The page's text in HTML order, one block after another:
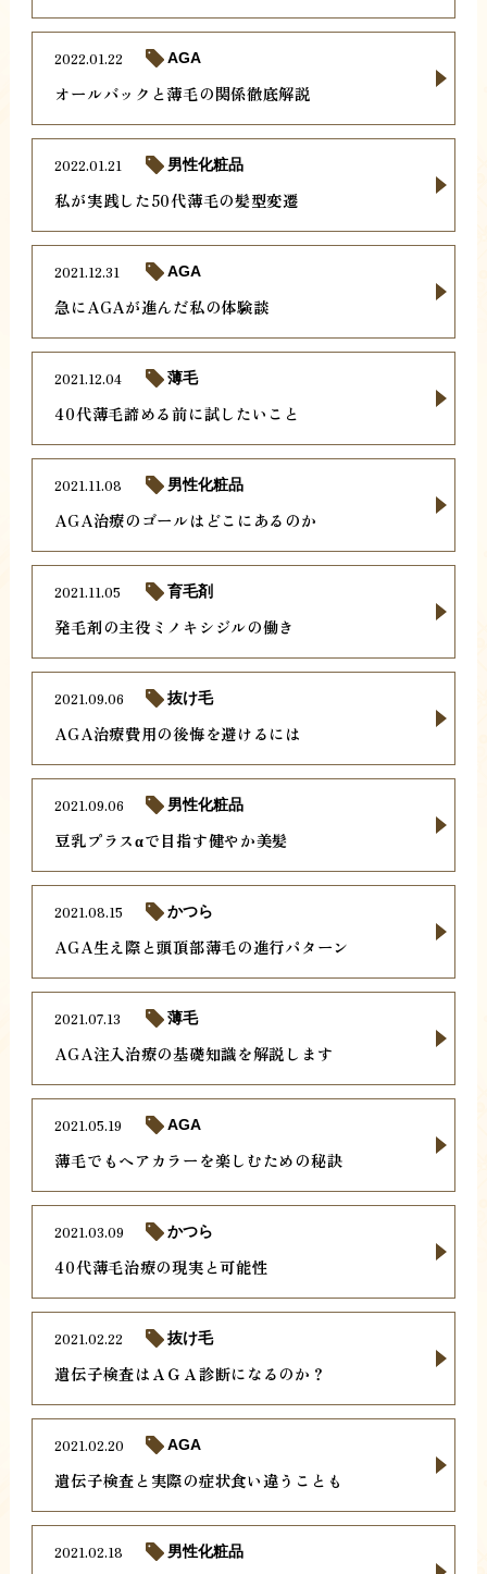
オールバックと薄毛の関係徹底解説
2022.01.22 AGA
私が実践した50代薄毛の髪型変遷
2022.01.21 男性化粧品
急にAGAが進んだ私の体験談
2021.12.31 AGA
40代薄毛諦める前に試したいこと
2021.12.04 薄毛
AGA治療のゴールはどこにあるのか
2021.11.08 男性化粧品
発毛剤の主役ミノキシジルの働き
2021.11.05 育毛剤
AGA治療費用の後悔を避けるには
2021.09.06 抜け毛
豆乳プラスαで目指す健やか美髪
2021.09.06 男性化粧品
AGA生え際と頭頂部薄毛の進行パターン
2021.08.15 かつら
AGA注入治療の基礎知識を解説します
2021.07.13 薄毛
薄毛でもヘアカラーを楽しむための秘訣
2021.05.19 AGA
40代薄毛治療の現実と可能性
2021.03.09 かつら
遺伝子検査はＡＧＡ診断になるのか？
2021.02.22 抜け毛
遺伝子検査と実際の症状食い違うことも
2021.02.20 AGA
2021.02.18 男性化粧品